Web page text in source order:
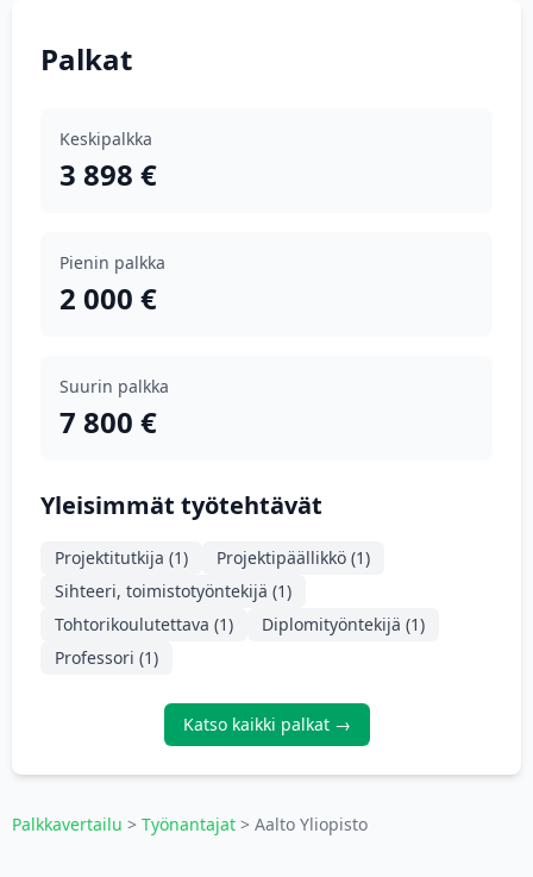
Palkat
Keskipalkka
3 898 €
Pienin palkka
2 000 €
Suurin palkka
7 800 €
Yleisimmät työtehtävät
Projektitutkija (1)
Projektipäällikkö (1)
Sihteeri, toimistotyöntekijä (1)
Tohtorikoulutettava (1)
Diplomityöntekijä (1)
Professori (1)
Katso kaikki palkat →
Palkkavertailu > Työnantajat > Aalto Yliopisto